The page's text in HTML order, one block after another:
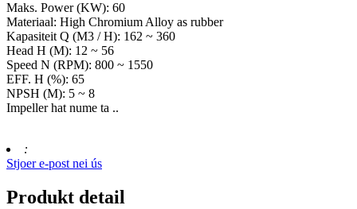
Maks. Power (KW): 60
Materiaal: High Chromium Alloy as rubber
Kapasiteit Q (M3 / H): 162 ~ 360
Head H (M): 12 ~ 56
Speed ​​N (RPM): 800 ~ 1550
EFF. Η (%): 65
NPSH (M): 5 ~ 8
Impeller hat nume ta ..
:
Stjoer e-post nei ús
Produkt detail